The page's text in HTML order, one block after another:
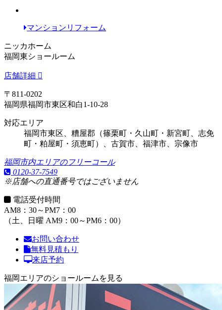
マンションリフォーム
ニッカホーム
福岡東ショールーム
店舗詳細
〒811-0202
福岡県福岡市東区和白1-10-28
対応エリア
福岡市東区、糟屋郡（篠栗町・久山町・新宮町、志免
町・粕屋町・須恵町）、古賀市、福津市、宗像市
福岡市内エリアのフリーコール
0120-37-7549
※店舗への直通番号ではございません
電話受付時間
AM8：30～PM7：00
（土、日曜 AM9：00～PM6：00）
お問い合わせ
無料見積もり
来店予約
福岡エリアのショールームを見る